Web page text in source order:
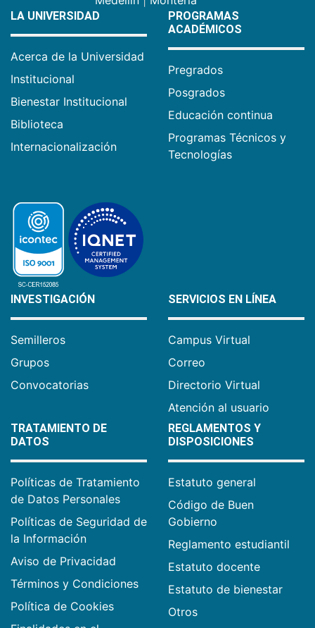
LA UNIVERSIDAD
Acerca de la Universidad
Institucional
Bienestar Institucional
Biblioteca
Internacionalización
PROGRAMAS
ACADÉMICOS
Pregrados
Posgrados
Educación continua
Programas Técnicos y
Tecnologías
INVESTIGACIÓN
Semilleros
Grupos
Convocatorias
SERVICIOS EN LÍNEA
Campus Virtual
Correo
Directorio Virtual
Atención al usuario
TRATAMIENTO DE
DATOS
Políticas de Tratamiento
de Datos Personales
Políticas de Seguridad de
la Información
Aviso de Privacidad
Términos y Condiciones
Política de Cookies
REGLAMENTOS Y
DISPOSICIONES
Estatuto general
Código de Buen
Gobierno
Reglamento estudiantil
Estatuto docente
Estatuto de bienestar
Otros